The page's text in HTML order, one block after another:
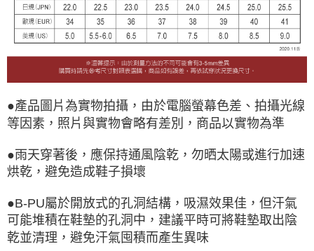
●產品圖片為實物拍攝，由於電腦螢幕色差、拍攝光線
等因素，照片與實物會略有差別，商品以實物為準
●雨天穿著後，應保持通風陰乾，勿晒太陽或進行加速
烘乾，避免造成鞋子損壞
●B-PU屬於開放式的孔洞結構，吸濕效果佳，但汗氣
可能堆積在鞋墊的孔洞中，建議平時可將鞋墊取出陰
乾並清理，避免汗氣囤積而產生異味